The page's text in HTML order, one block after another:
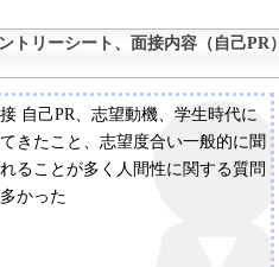
リーシート、面接内容（自己PR）
自己PR、志望動機、学生時代に
てきたこと、志望度合い一般的に聞
ることが多く人間性に関する質問
かった